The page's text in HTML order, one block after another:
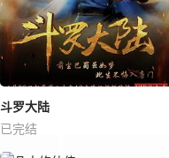
斗罗大陆
已完结